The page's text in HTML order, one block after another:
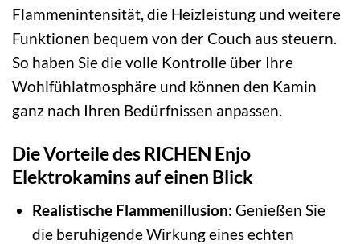
Flammenintensität, die Heizleistung und weitere
Funktionen bequem von der Couch aus steuern.
So haben Sie die volle Kontrolle über Ihre
Wohlfühlatmosphäre und können den Kamin
ganz nach Ihren Bedürfnissen anpassen.
Die Vorteile des RICHEN Enjo
Elektrokamins auf einen Blick
Realistische Flammenillusion: Genießen Sie
die beruhigende Wirkung eines echten